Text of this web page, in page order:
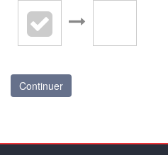
Continuer